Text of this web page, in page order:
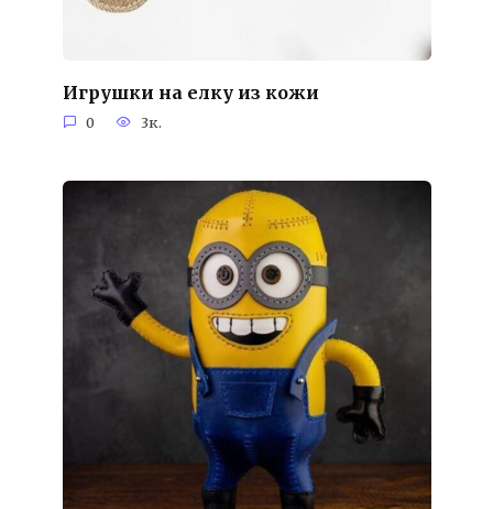
Игрушки на елку из кожи
0 3к.